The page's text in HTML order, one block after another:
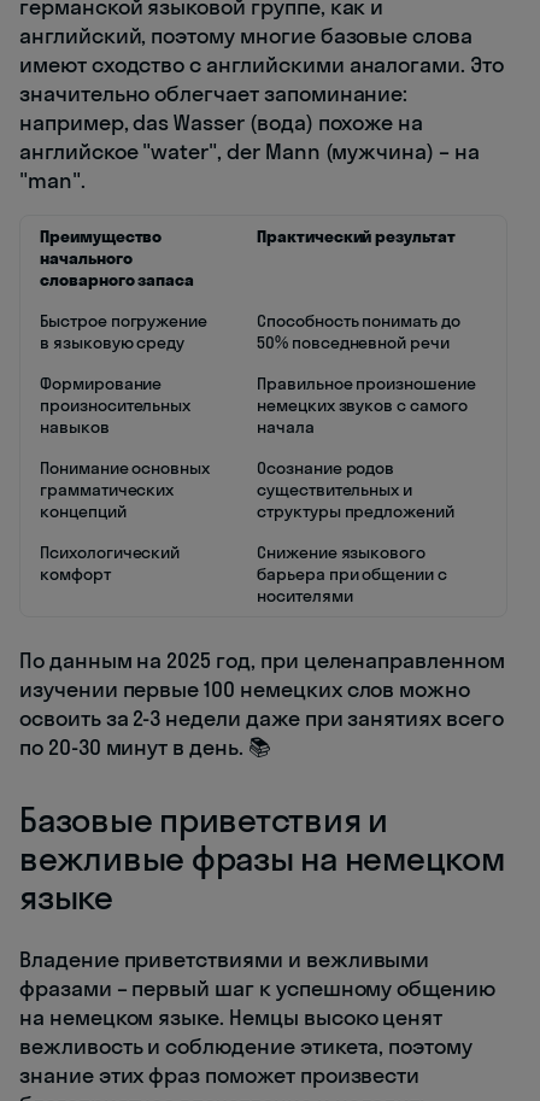
германской языковой группе, как и
английский, поэтому многие базовые слова
имеют сходство с английскими аналогами. Это
значительно облегчает запоминание:
например, das Wasser (вода) похоже на
английское "water", der Mann (мужчина) – на
"man".
Преимущество
начального
словарного запаса
Практический результат
Быстрое погружение
в языковую среду
Способность понимать до
50% повседневной речи
Формирование
произносительных
навыков
Правильное произношение
немецких звуков с самого
начала
Понимание основных
грамматических
концепций
Осознание родов
существительных и
структуры предложений
Психологический
комфорт
Снижение языкового
барьера при общении с
носителями
По данным на 2025 год, при целенаправленном
изучении первые 100 немецких слов можно
освоить за 2-3 недели даже при занятиях всего
по 20-30 минут в день. 📚
Базовые приветствия и
вежливые фразы на немецком
языке
Владение приветствиями и вежливыми
фразами – первый шаг к успешному общению
на немецком языке. Немцы высоко ценят
вежливость и соблюдение этикета, поэтому
знание этих фраз поможет произвести